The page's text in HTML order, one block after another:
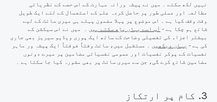
نہیں لکھ سکتے ۔ میں نے پیشہ ورانہ مہارت کے اس حصے کے نظریاتی
مطالعہ اور عملی طور پر حاصل کردہ علم کے استعمال کے لئے ایک طویل
وقت وقف کیا ہے ۔ اس موضوع پر پہلا مضمون پہلے ہی میری سائٹ کے لیے
شائع ہو چکا ہے - آپ اسے یہاں پڑھ سکتے ہیں ۔ میں نے اس سیکشن کے
بیشتر اجزاء کی تفصیلی وضاحت کے ساتھ ایک پوری ویڈیو سیریز بھی جاری
کی ہے - یہاں دیکھیں ۔ مستقبل میں، سائٹ وقتاً فوقتاً ایک پیشہ ور ماہر
نفسیات کے پوکر نفسیات اور عمومی نفسیاتی مضامین پر میرے دونوں
مضامین شائع کرے گی، جن سے میری سائٹ پر بھی مشورہ کیا جا سکتا ہے ۔
3. کام پر ارتکاز